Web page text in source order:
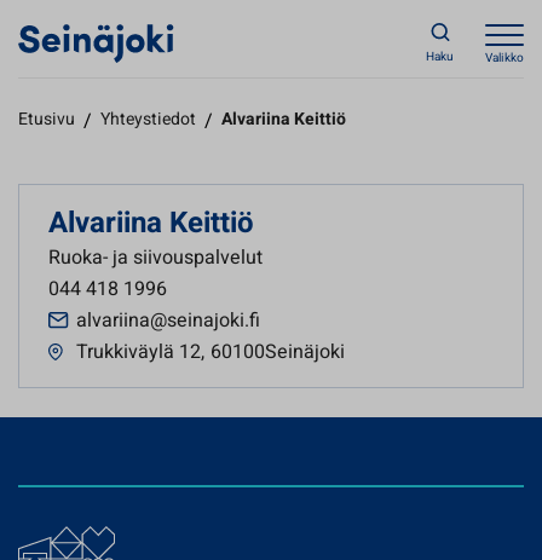
Haku Valikko
Etusivu / Yhteystiedot / Alvariina Keittiö
Alvariina Keittiö
Ruoka- ja siivouspalvelut
044 418 1996
alvariina@seinajoki.fi
Trukkiväylä 12, 60100Seinäjoki